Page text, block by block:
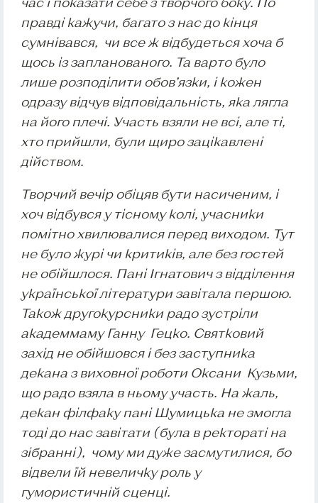
правді кажучи, багато з нас до кінця
сумнівався, чи все ж відбудеться хоча б
щось із запланованого. Та варто було
лише розподілити обов’язки, і кожен
одразу відчув відповідальність, яка лягла
на його плечі. Участь взяли не всі, але ті,
хто прийшли, були щиро зацікавлені
дійством.
Творчий вечір обіцяв бути насиченим, і
хоч відбувся у тісному колі, учасники
помітно хвилювалися перед виходом. Тут
не було журі чи критиків, але без гостей
не обійшлося. Пані Ігнатович з відділення
української літератури завітала першою.
Також другокурсники радо зустріли
академмаму Ганну Гецко. Святковий
захід не обійшовся і без заступника
декана з виховної роботи Оксани Кузьми,
що радо взяла в ньому участь. На жаль,
декан філфаку пані Шумицька не змогла
тоді до нас завітати (була в ректораті на
зібранні), чому ми дуже засмутилися, бо
відвели їй невеличку роль у
гумористичній сценці.